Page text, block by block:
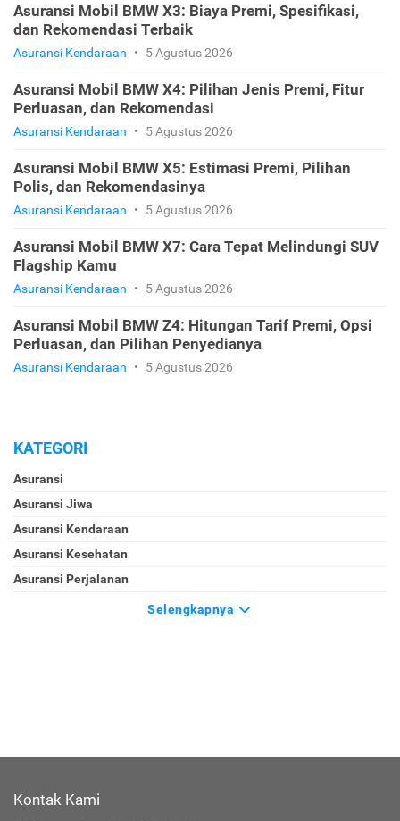
Asuransi Mobil BMW X3: Biaya Premi, Spesifikasi,
dan Rekomendasi Terbaik
Asuransi Kendaraan • 5 Agustus 2026
Asuransi Mobil BMW X4: Pilihan Jenis Premi, Fitur
Perluasan, dan Rekomendasi
Asuransi Kendaraan • 5 Agustus 2026
Asuransi Mobil BMW X5: Estimasi Premi, Pilihan
Polis, dan Rekomendasinya
Asuransi Kendaraan • 5 Agustus 2026
Asuransi Mobil BMW X7: Cara Tepat Melindungi SUV
Flagship Kamu
Asuransi Kendaraan • 5 Agustus 2026
Asuransi Mobil BMW Z4: Hitungan Tarif Premi, Opsi
Perluasan, dan Pilihan Penyedianya
Asuransi Kendaraan • 5 Agustus 2026
KATEGORI
Asuransi
Asuransi Jiwa
Asuransi Kendaraan
Asuransi Kesehatan
Asuransi Perjalanan
Selengkapnya
Kontak Kami